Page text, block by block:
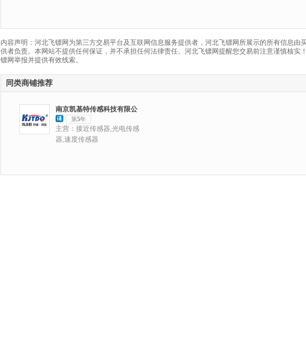
内容声明：河北飞镖网为第三方交易平台及互联网信息服务提供者，河北飞镖网所展示的所有信息由
供者负责。本网站不提供任何保证，并不承担任何法律责任。河北飞镖网提醒您交易前注意谨慎核实
镖网举报并提供有效线索。
同类商铺推荐
南京凯基特传感科技有限公
司
第5年
主营：接近传感器,光电传感
器,速度传感器